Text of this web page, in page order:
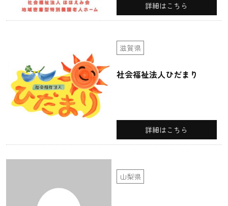
詳細はこちら
滋賀県
社会福祉法人ひだまり
詳細はこちら
山梨県